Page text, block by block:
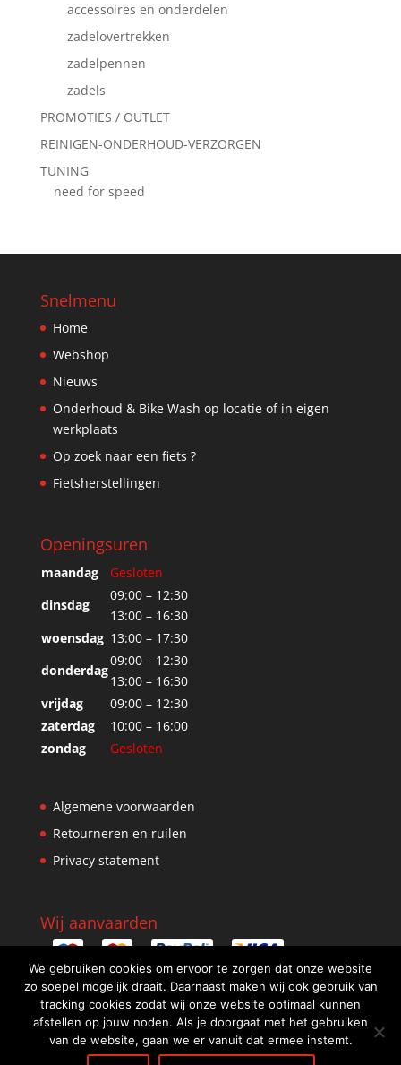
accessoires en onderdelen
zadelovertrekken
zadelpennen
zadels
PROMOTIES / OUTLET
REINIGEN-ONDERHOUD-VERZORGEN
TUNING
need for speed
Snelmenu
Home
Webshop
Nieuws
Onderhoud & Bike Wash op locatie of in eigen
werkplaats
Op zoek naar een fiets ?
Fietsherstellingen
Openingsuren
maandag
Gesloten
dinsdag
09:00 – 12:30
13:00 – 16:30
woensdag 13:00 – 17:30
donderdag
09:00 – 12:30
13:00 – 16:30
vrijdag
09:00 – 12:30
zaterdag
10:00 – 16:00
zondag
Gesloten
Algemene voorwaarden
Retourneren en ruilen
Privacy statement
Wij aanvaarden
We gebruiken cookies om ervoor te zorgen dat onze website
zo soepel mogelijk draait. Daarnaast maken wij ook gebruik van
tracking cookies zodat wij onze website optimaal kunnen
afstellen op jouw noden. Als je doorgaat met het gebruiken
van de website, gaan we er vanuit dat ermee instemt.